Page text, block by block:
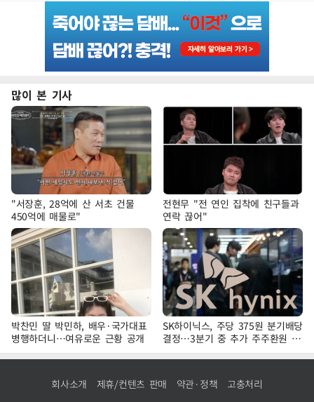
많이 본 기사
"서장훈, 28억에 산 서초 건물
450억에 매물로"
전현무 "전 연인 집착에 친구들과
연락 끊어"
박찬민 딸 박민하, 배우·국가대표
병행하더니…여유로운 근황 공개
SK하이닉스, 주당 375원 분기배당
결정…3분기 중 추가 주주환원 발
표
회사소개 제휴/컨텐츠 판매 약관·정책 고충처리